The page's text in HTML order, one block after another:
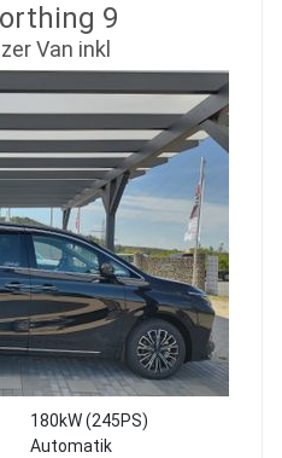
9
Van inkl
180kW (245PS)
Automatik